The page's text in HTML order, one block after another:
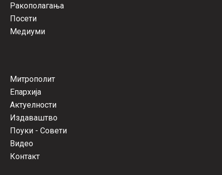
Ракополагања
Посети
Медиуми
Митрополит
Епархија
Актуелности
Издаваштво
Поуки - Совети
Видео
Контакт